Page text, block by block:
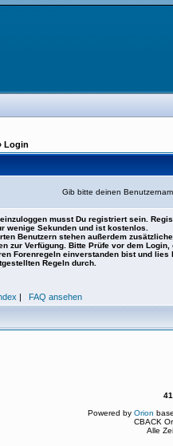
Login
Gib bitte deinen
musst Du registriert sein.
wenige Sekunden und ist kostenlos.
Benutzern stehen außerdem zusätzliche
zur Verfügung. Bitte Prüfe vor dem Login,
Forenregeln einverstanden bist und lies
Regeln durch.
| FAQ ansehen
Powered by Orion
CBACK
Alle